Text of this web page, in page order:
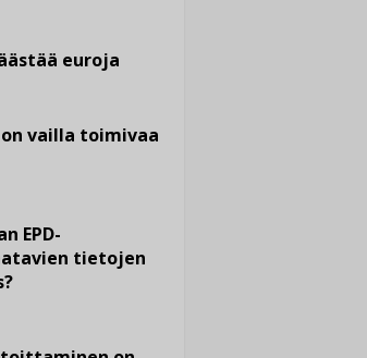
euroja
vailla toimivaa
EPD-
tietojen